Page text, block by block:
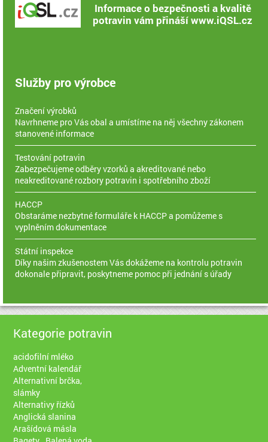
Informace o bezpečnosti a kvalitě
potravin vám přináší www.iQSL.cz
Služby pro výrobce
Značení výrobků
Navrhneme pro Vás obal a umístíme na něj všechny zákonem
stanovené informace
Testování potravin
Zabezpečujeme odběry vzorků a akreditované nebo
neakreditované rozbory potravin i spotřebního zboží
HACCP
Obstaráme nezbytné formuláře k HACCP a pomůžeme s
vyplněním dokumentace
Státní inspekce
Díky našim zkušenostem Vás dokážeme na kontrolu potravin
dokonale připravit, poskytneme pomoc při jednání s úřady
Kategorie potravin
acidofilní mléko
Adventní kalendář
Alternativní brčka,
slámky
Alternativy řízků
Anglická slanina
Arašídová másla